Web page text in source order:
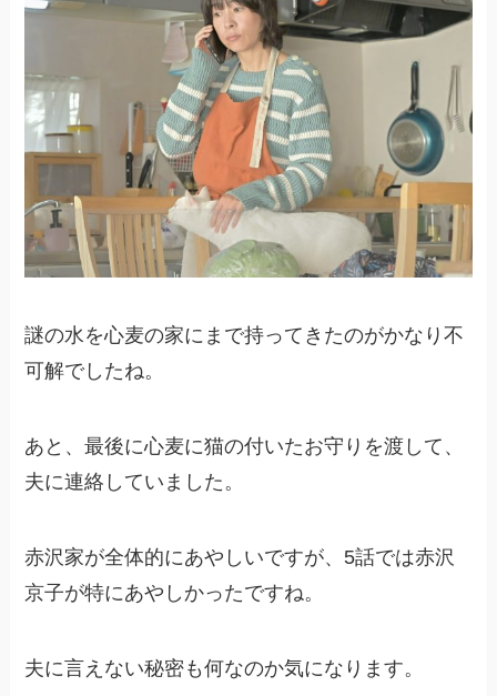
謎の水を心麦の家にまで持ってきたのがかなり不
可解でしたね。
あと、最後に心麦に猫の付いたお守りを渡して、
夫に連絡していました。
赤沢家が全体的にあやしいですが、5話では赤沢
京子が特にあやしかったですね。
夫に言えない秘密も何なのか気になります。